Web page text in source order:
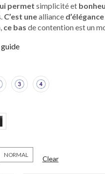
permet simplicité et
C’est unealliance d’élégance
ce bas de contention est un
NORMAL Clear